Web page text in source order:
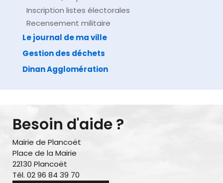
Inscription listes électorales
Recensement militaire
Le journal de ma ville
Gestion des déchets
Dinan Agglomération
Besoin d'aide ?
Mairie de Plancoët
Place de la Mairie
22130 Plancoët
Tél. 02 96 84 39 70